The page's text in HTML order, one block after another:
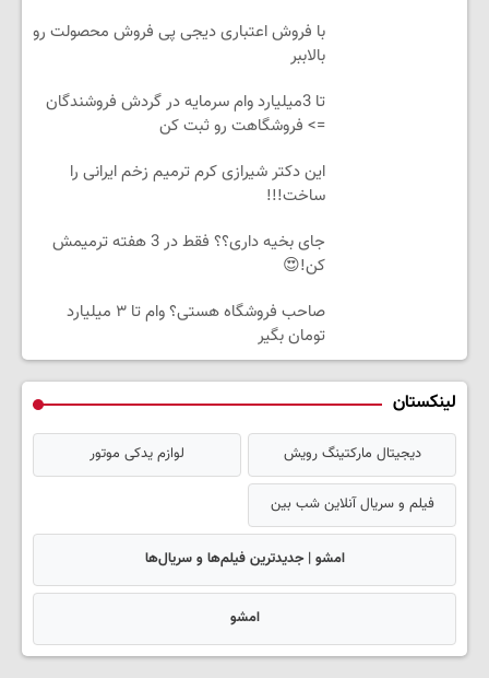
با فروش اعتباری دیجی پی فروش محصولت رو
بالاببر
تا 3میلیارد وام سرمایه در گردش فروشندگان
=> فروشگاهت رو ثبت کن
این دکتر شیرازی کرم ترمیم زخم ایرانی را
ساخت!!!
جای بخیه داری؟؟ فقط در 3 هفته ترمیمش
کن!😍
صاحب فروشگاه هستی؟ وام تا ۳ میلیارد
تومان بگیر
لینکستان
دیجیتال مارکتینگ رویش لوازم یدکی موتور
فیلم و سریال آنلاین شب بین
امشو | جدیدترین فیلم‌ها و سریال‌ها
امشو